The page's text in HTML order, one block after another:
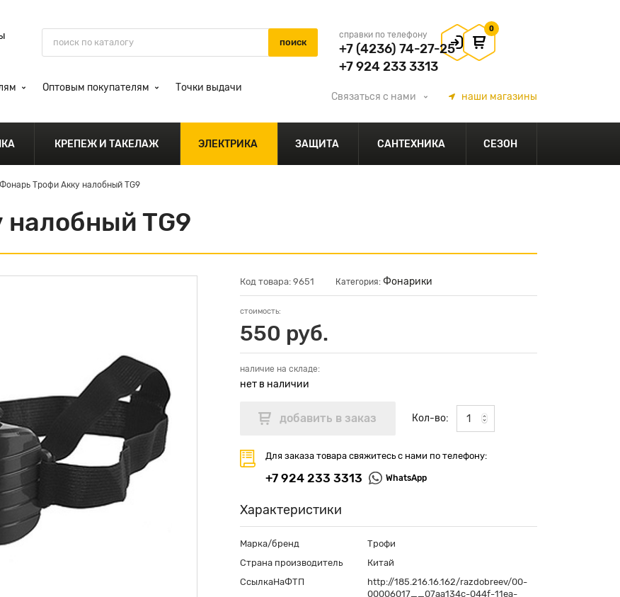
справки по телефону
+7 (4236) 74-27-25
+7 924 233 3313
0
Оптовым покупателям Точки выдачи
Связаться с нами наши магазины
КРЕПЕЖ И ТАКЕЛАЖ ЭЛЕКТРИКА ЗАЩИТА САНТЕХНИКА СЕЗОН
Фонарь Трофи Акку налобный TG9
TG9
Код товара: 9651 Категория: Фонарики
стоимость:
550 руб.
наличие на складе:
нет в наличии
Кол-во:
Для заказа товара свяжитесь с нами по телефону:
+7 924 233 3313 WhatsApp
Характеристики
Марка/бренд
Трофи
Страна производитель
Китай
СсылкаНаФТП
http://185.216.16.162/razdobreev/00-
00006017__07aa134c-044f-11ea-